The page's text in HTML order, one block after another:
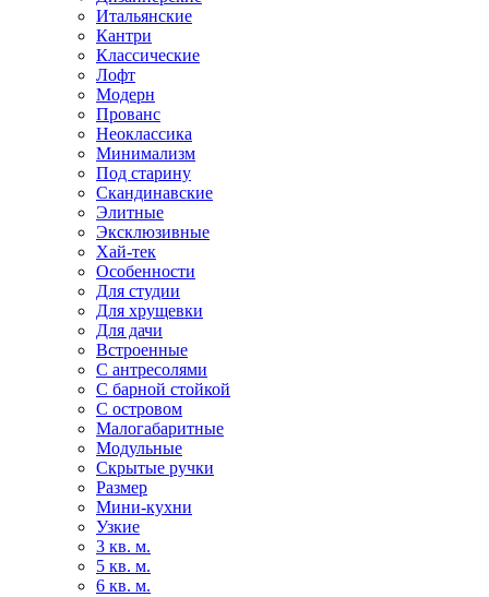
Итальянские
Кантри
Классические
Лофт
Модерн
Прованс
Неоклассика
Минимализм
Под старину
Скандинавские
Элитные
Эксклюзивные
Хай-тек
Особенности
Для студии
Для хрущевки
Для дачи
Встроенные
С антресолями
С барной стойкой
С островом
Малогабаритные
Модульные
Скрытые ручки
Размер
Мини-кухни
Узкие
3 кв. м.
5 кв. м.
6 кв. м.